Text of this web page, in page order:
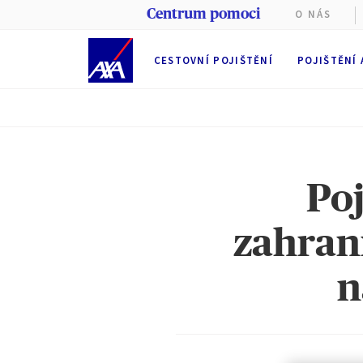
CESTOVNÍ POJIŠTĚNÍ POJIŠTĚNÍ
Centrum pomoci O NÁS
Tyto
Při